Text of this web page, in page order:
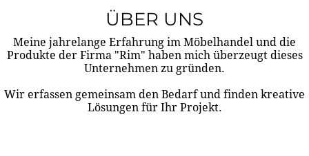
ÜBER UNS
Meine jahrelange Erfahrung im Möbelhandel und die
Produkte der Firma "Rim" haben mich überzeugt dieses
Unternehmen zu gründen.
Wir erfassen gemeinsam den Bedarf und finden kreative
Lösungen für Ihr Projekt.